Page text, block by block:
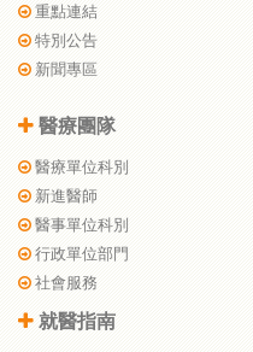
重點連結
特別公告
新聞專區
醫療團隊
醫療單位科別
新進醫師
醫事單位科別
行政單位部門
社會服務
就醫指南